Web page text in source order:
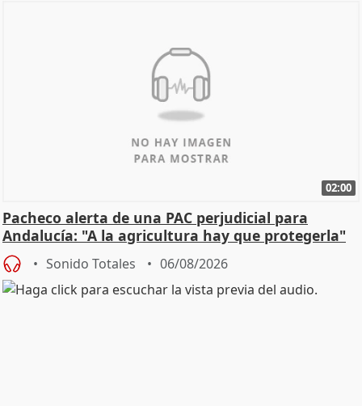
02:00
Pacheco alerta de una PAC perjudicial para
Andalucía: "A la agricultura hay que protegerla"
Sonido Totales 06/08/2026